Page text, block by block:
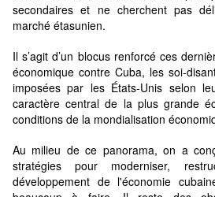
secondaires et ne cherchent pas
marché étasunien.
Il s’agit d’un blocus renforcé ces
économique contre Cuba, les soi-
imposées par les États-Unis selon
caractère central de la plus grande
conditions de la mondialisation
Au milieu de ce panorama, on a
stratégies pour moderniser,
développement de l'économie